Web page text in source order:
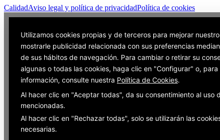
CalidadAviso legal y política de privacidadPolítica de cookies
Utilizamos cookies propias y de terceros para mejorar
mostrarle publicidad relacionada con sus preferencias
de sus hábitos de navegación. Para cambiar o retirar su
algunas o todas las cookies, haga clic en "Configurar" o, para
información, consulte nuestra Política de Cookies.
Al hacer clic en "Aceptar todas", da su consentimiento al uso
mencionadas.
Al hacer clic en "Rechazar todas", solo se utilizarán las
necesarias.